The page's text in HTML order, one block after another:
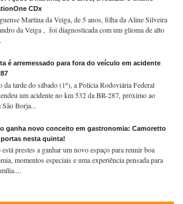
CDx
Martina da Veiga, de 5 anos, filha da Aline Silveira
da Veiga , foi diagnosticada com um glioma de alto
é arremessado para fora do veículo em acidente
da tarde do sábado (1º), a Polícia Rodoviária Federal
um acidente no km 532 da BR-287, próximo ao
São Borja...
ganha novo conceito em gastronomia: Camoretto
portas nesta quinta!
está prestes a ganhar um novo espaço para reunir boa
momentos especiais e uma experiência pensada para